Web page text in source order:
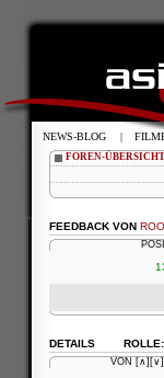
FOREN-ÜBERSICHT
FEEDBACK VON
ROLLE:
DETAILS
VON [∧] [∨]
NEWS-BLOG |